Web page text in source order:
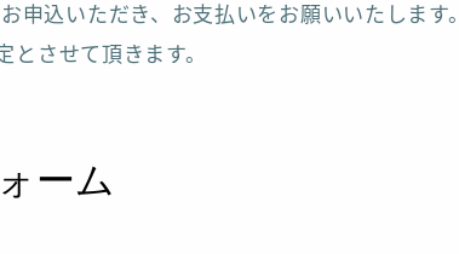
申込いただき、お支払いをお願いいたします。
させて頂きます。